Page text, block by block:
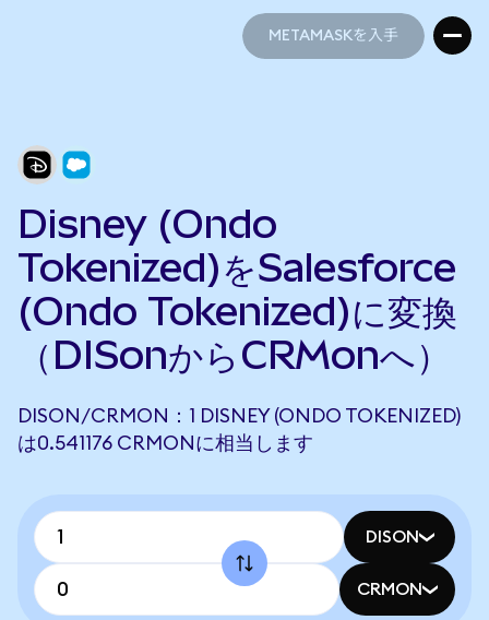
METAMASKを入手
Disney (Ondo
Tokenized)をSalesforce
(Ondo Tokenized)に変換
（DISonからCRMonへ）
DISON/CRMON：1 DISNEY (ONDO TOKENIZED)
は0.541176 CRMONに相当します
DISON
CRMON